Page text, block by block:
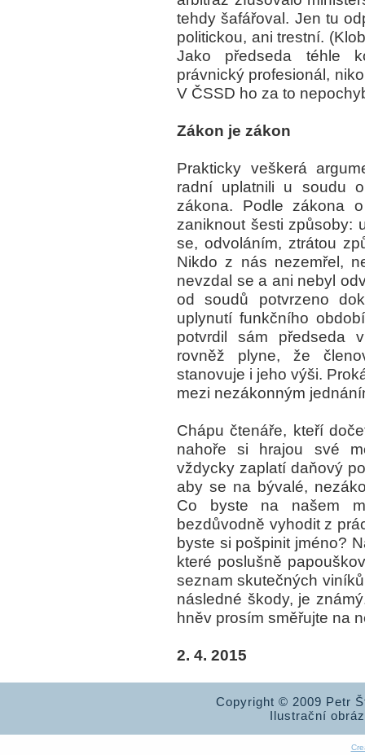
tehdy šafářoval. Jen tu
politickou, ani trestní.
Jako předseda téhle
právnický profesionál,
V ČSSD ho za to
Zákon je zákon
Prakticky veškerá
radní uplatnili u soudu
zákona. Podle zákona
zaniknout šesti způsoby:
se, odvoláním, ztrátou
Nikdo z nás nezemřel,
nevzdal se a ani nebyl
od soudů potvrzeno
uplynutí funkčního
potvrdil sám předseda
rovněž plyne, že
stanovuje i jeho výši.
mezi nezákonným
Chápu čtenáře, kteří
nahoře si hrajou své
vždycky zaplatí daňový
aby se na bývalé,
Co byste na našem
bezdůvodně vyhodit z
byste si pošpinit jméno?
které poslušně
seznam skutečných
následné škody, je
hněv prosím směřujte na
2. 4. 2015
Copyright © 2009 Petr
Ilustrační